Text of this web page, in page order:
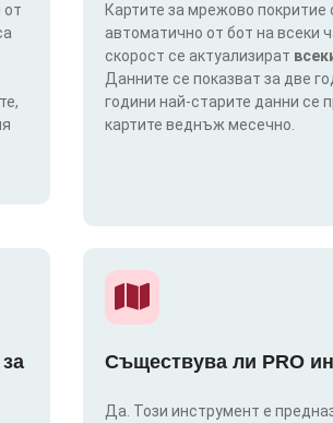
от
Картите за мрежово покритие
автоматично от бот на всеки
скорост се актуализират
Данните се показват за две
години най-старите данни се
картите веднъж месечно.
Съществува ли PRO
Да. Този инструмент е